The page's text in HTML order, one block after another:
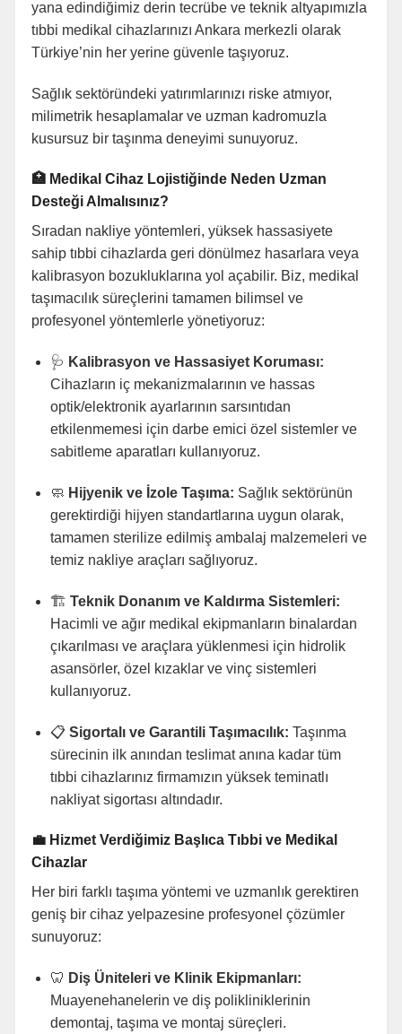
yana edindiğimiz derin tecrübe ve teknik altyapımızla
tıbbi medikal cihazlarınızı Ankara merkezli olarak
Türkiye’nin her yerine güvenle taşıyoruz.
Sağlık sektöründeki yatırımlarınızı riske atmıyor,
milimetrik hesaplamalar ve uzman kadromuzla
kusursuz bir taşınma deneyimi sunuyoruz.
🏥 Medikal Cihaz Lojistiğinde Neden Uzman
Desteği Almalısınız?
Sıradan nakliye yöntemleri, yüksek hassasiyete
sahip tıbbi cihazlarda geri dönülmez hasarlara veya
kalibrasyon bozukluklarına yol açabilir. Biz, medikal
taşımacılık süreçlerini tamamen bilimsel ve
profesyonel yöntemlerle yönetiyoruz:
🩺 Kalibrasyon ve Hassasiyet Koruması:
Cihazların iç mekanizmalarının ve hassas
optik/elektronik ayarlarının sarsıntıdan
etkilenmemesi için darbe emici özel sistemler ve
sabitleme aparatları kullanıyoruz.
🧼 Hijyenik ve İzole Taşıma: Sağlık sektörünün
gerektirdiği hijyen standartlarına uygun olarak,
tamamen sterilize edilmiş ambalaj malzemeleri ve
temiz nakliye araçları sağlıyoruz.
🏗️ Teknik Donanım ve Kaldırma Sistemleri:
Hacimli ve ağır medikal ekipmanların binalardan
çıkarılması ve araçlara yüklenmesi için hidrolik
asansörler, özel kızaklar ve vinç sistemleri
kullanıyoruz.
📋 Sigortalı ve Garantili Taşımacılık: Taşınma
sürecinin ilk anından teslimat anına kadar tüm
tıbbi cihazlarınız firmamızın yüksek teminatlı
nakliyat sigortası altındadır.
💼 Hizmet Verdiğimiz Başlıca Tıbbi ve Medikal
Cihazlar
Her biri farklı taşıma yöntemi ve uzmanlık gerektiren
geniş bir cihaz yelpazesine profesyonel çözümler
sunuyoruz:
🦷 Diş Üniteleri ve Klinik Ekipmanları:
Muayenehanelerin ve diş polikliniklerinin
demontaj, taşıma ve montaj süreçleri.